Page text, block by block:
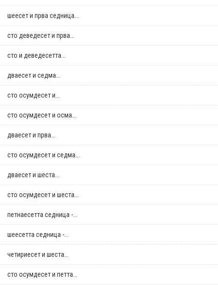
шеесет и прва седница...
сто деведесет и прва...
сто и деведесетта...
дваесет и седма...
сто осумдесет и...
сто осумдесет и осма...
дваесет и прва...
сто осумдесет и седма...
дваесет и шеста...
сто осумдесет и шеста...
петнаесетта седница -...
шеесетта седница -...
четириесет и шеста...
сто осумдесет и петта...